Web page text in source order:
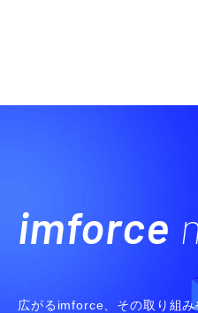
imforce
広がるimforce、その取り組